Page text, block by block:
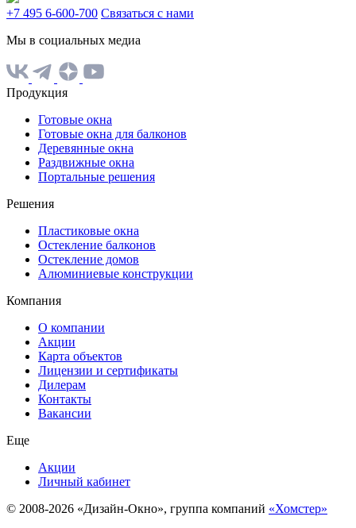
+7 495 6-600-700 Связаться с нами
Мы в социальных медиа
Продукция
Готовые окна
Готовые окна для балконов
Деревянные окна
Раздвижные окна
Портальные решения
Решения
Пластиковые окна
Остекление балконов
Остекление домов
Алюминиевые конструкции
Компания
О компании
Акции
Карта объектов
Лицензии и сертификаты
Дилерам
Контакты
Вакансии
Еще
Акции
Личный кабинет
© 2008-2026 «Дизайн-Окно», группа компаний «Хомстер»